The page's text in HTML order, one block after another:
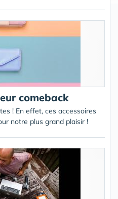
comeback
! En effet, ces accessoires
notre plus grand plaisir !